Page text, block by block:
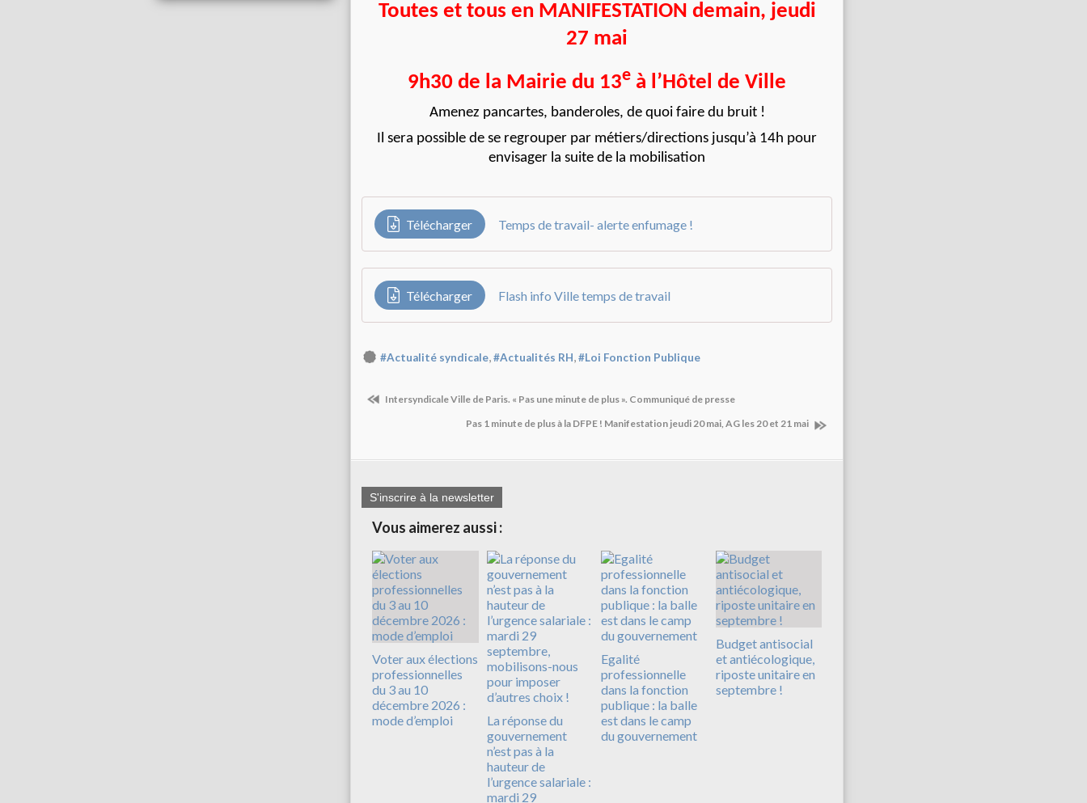
Toutes et tous en MANIFESTATION demain, jeudi
27 mai
9h30 de la Mairie du 13e à l’Hôtel de Ville
Amenez pancartes, banderoles, de quoi faire du bruit !
Il sera possible de se regrouper par métiers/directions jusqu’à 14h pour
envisager la suite de la mobilisation
Télécharger Temps de travail- alerte enfumage !
Télécharger Flash info Ville temps de travail
#Actualité syndicale,#Actualités RH,#Loi Fonction Publique
Intersyndicale Ville de Paris. « Pas une minute de plus ». Communiqué de presse
Pas 1 minute de plus à la DFPE ! Manifestation jeudi 20 mai, AG les 20 et 21 mai
S'inscrire à la newsletter
Vous aimerez aussi :
Voter aux élections
professionnelles
du 3 au 10
décembre 2026 :
mode d’emploi
La réponse du
gouvernement
n’est pas à la
hauteur de
l’urgence salariale :
mardi 29
Egalité
professionnelle
dans la fonction
publique : la balle
est dans le camp
du gouvernement
Budget antisocial
et antiécologique,
riposte unitaire en
septembre !